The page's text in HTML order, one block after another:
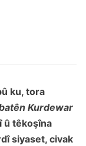
ku, tora
Kurdewar
û têkoşîna
siyaset, civak